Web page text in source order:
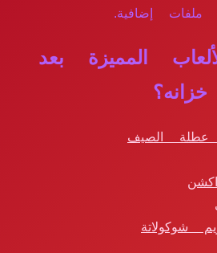
ملفات إضافية.
المميزة بعد
عطلة الصيف
شوكولاتة